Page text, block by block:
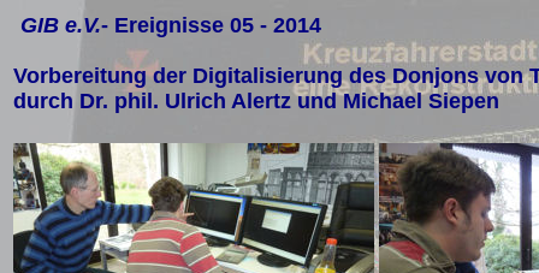
GIB e.V.- Ereignisse 05 - 2014
Vorbereitung der Digitalisierung des Donjons von
durch Dr. phil. Ulrich Alertz und Michael Siepen